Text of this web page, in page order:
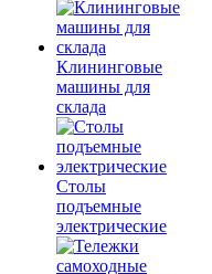
Клининговые
машины для
склада
Столы
подъемные
электрические